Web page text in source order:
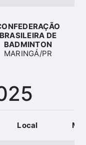
BRASILEIRA DE
BADMINTON
MARINGÁ/PR
Local